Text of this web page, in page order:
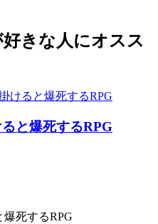
きな人にオスス
と爆死するRPG
死するRPG